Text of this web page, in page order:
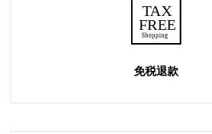
免税退款